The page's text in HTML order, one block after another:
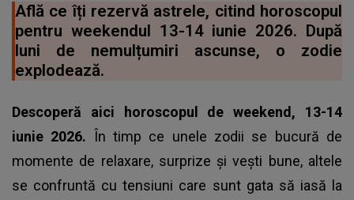
Află ce îți rezervă astrele, citind horoscopul
pentru weekendul 13-14 iunie 2026. După
luni de nemulțumiri ascunse, o zodie
explodează.
Descoperă aici horoscopul de weekend, 13-14
iunie 2026. În timp ce unele zodii se bucură de
momente de relaxare, surprize și vești bune, altele
se confruntă cu tensiuni care sunt gata să iasă la